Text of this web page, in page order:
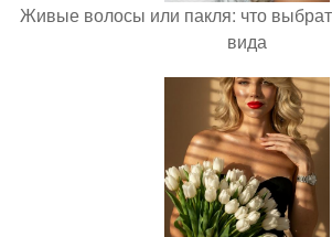
Живые волосы или пакля: что
вида